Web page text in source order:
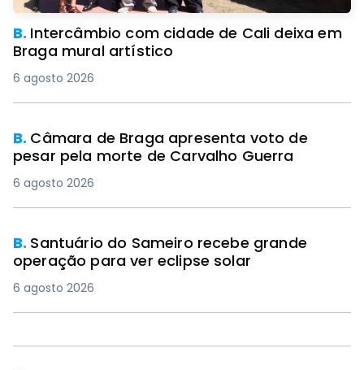
B. Intercâmbio com cidade de Cali deixa em
Braga mural artístico
6 agosto 2026
B. Câmara de Braga apresenta voto de
pesar pela morte de Carvalho Guerra
6 agosto 2026
B. Santuário do Sameiro recebe grande
operação para ver eclipse solar
6 agosto 2026